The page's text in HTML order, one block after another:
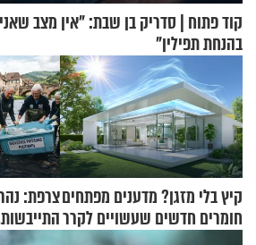
קוד פתוח | סדריק בן שבת: "אין מצב
בהנחת תפילין"
קיץ בלי מזגן? מדענים מפתחים
חומרים חדשים שעשויים לקרר
צרפת: